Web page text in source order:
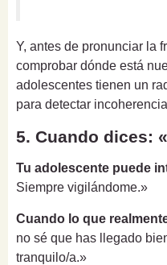
Y, antes de pronunciar la
comprobar dónde está
adolescentes tienen un
para detectar
5. Cuando dices:
Tu adolescente puede
Siempre vigilándome.»
Cuando lo que
no sé que has llegado
tranquilo/a.»